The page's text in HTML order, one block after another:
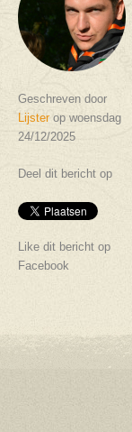
Geschreven door
Lijster op woensdag
24/12/2025
Deel dit bericht op
Like dit bericht op
Facebook